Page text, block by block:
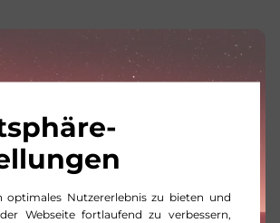
optimales Nutzererlebnis zu bieten und
Webseite fortlaufend zu verbessern,